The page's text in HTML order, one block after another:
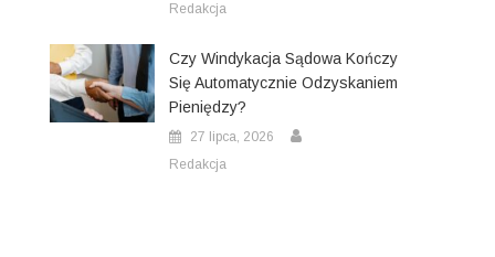
Redakcja
Czy Windykacja Sądowa Kończy
Się Automatycznie Odzyskaniem
Pieniędzy?
27 lipca, 2026
Redakcja